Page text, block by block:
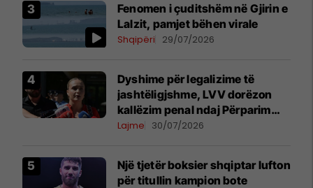
Fenomen i çuditshëm në Gjirin e
Lalzit, pamjet bëhen virale
Shqipëri 29/07/2026
Dyshime për legalizime të
jashtëligjshme, LVV dorëzon
kallëzim penal ndaj Përparim
Ramës dhe zyrtarëve të
Lajme 30/07/2026
Një tjetër boksier shqiptar lufton
për titullin kampion bote